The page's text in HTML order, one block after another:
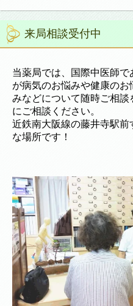
来局相談受付中
当薬局では、国際中医師
が病気のお悩みや健康の
みなどについて随時ご相
にご相談ください。
近鉄南大阪線の藤井寺駅前
な場所です！